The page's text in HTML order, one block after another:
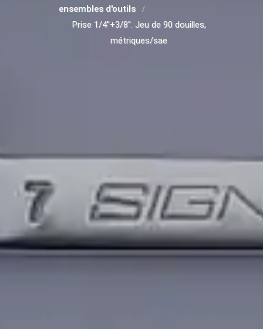
ensembles d'outils
Prise 1/4"+3/8". Jeu de 90 douilles,
métriques/sae